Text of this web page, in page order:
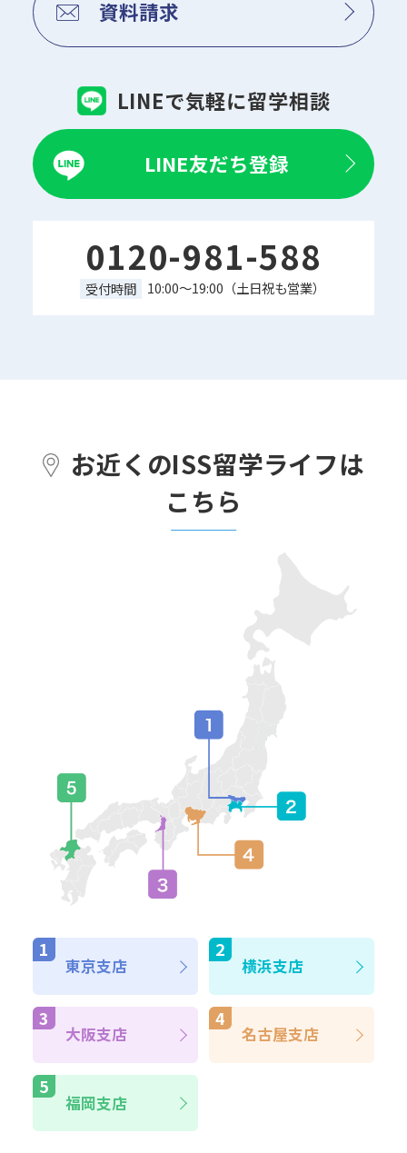
資料請求
LINEで気軽に留学相談
LINE友だち登録
0120-981-588
受付時間 10:00～19:00（土日祝も営業）
お近くのISS留学ライフは
こちら
東京支店 横浜支店
大阪支店 名古屋支店
福岡支店